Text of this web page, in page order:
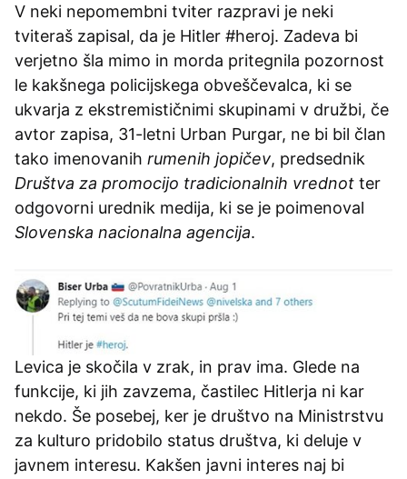
V neki nepomembni tviter razpravi je neki
tviteraš zapisal, da je Hitler #heroj. Zadeva bi
verjetno šla mimo in morda pritegnila pozornost
le kakšnega policijskega obveščevalca, ki se
ukvarja z ekstremističnimi skupinami v družbi, če
avtor zapisa, 31-letni Urban Purgar, ne bi bil član
tako imenovanih rumenih jopičev, predsednik
Društva za promocijo tradicionalnih vrednot ter
odgovorni urednik medija, ki se je poimenoval
Slovenska nacionalna agencija.
Levica je skočila v zrak, in prav ima. Glede na
funkcije, ki jih zavzema, častilec Hitlerja ni kar
nekdo. Še posebej, ker je društvo na Ministrstvu
za kulturo pridobilo status društva, ki deluje v
javnem interesu. Kakšen javni interes naj bi